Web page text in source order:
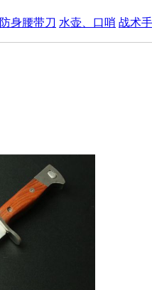
防身腰带刀 水壶、口哨 战术